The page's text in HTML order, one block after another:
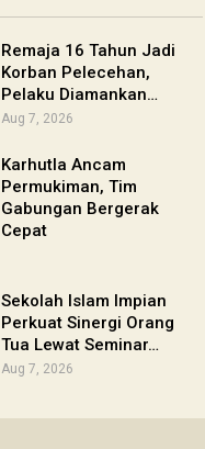
Remaja 16 Tahun Jadi
Korban Pelecehan,
Pelaku Diamankan…
Aug 7, 2026
Karhutla Ancam
Permukiman, Tim
Gabungan Bergerak
Cepat
Sekolah Islam Impian
Perkuat Sinergi Orang
Tua Lewat Seminar…
Aug 7, 2026